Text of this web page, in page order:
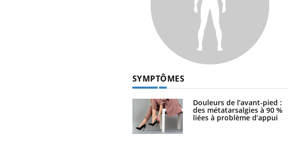
SYMPTÔMES
Douleurs de l’avant-pied :
des métatarsalgies à 90 %
liées à problème d’appui